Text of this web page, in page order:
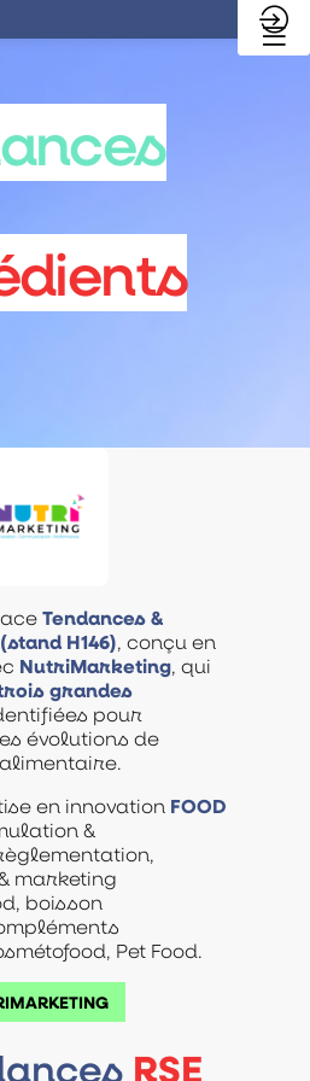
Tendances &
H146), conçu en
NutriMarketing, qui
grandes
pour
évolutions de
en innovation FOOD
&
marketing
boisson
Pet Food.
RSE